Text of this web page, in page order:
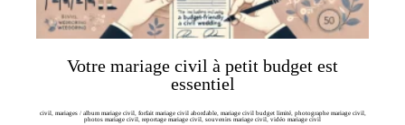
Votre mariage civil à petit budget est
essentiel
civil, mariages / album mariage civil, forfait mariage civil abordable, mariage civil budget limité, photographe mariage civil,
photos mariage civil, reportage mariage civil, souvenirs mariage civil, vidéo mariage civil